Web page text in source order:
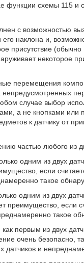
функции схемы 115 и
с возможностью
наклона и,
присутствие (обычно
некоторое
перемещения
непредусмотренных
случае выбор
а не кнопками или
к датчику от
частью любого из
одним из двух
если
такое
одним из двух
преимущество, если
такое
первым из двух
очень безопасно,
и